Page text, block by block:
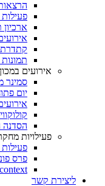
ארכיון
קתדרת
אירועים
סמינר
יום
הסדנה
פעילויות
פרס
ליצירת קשר